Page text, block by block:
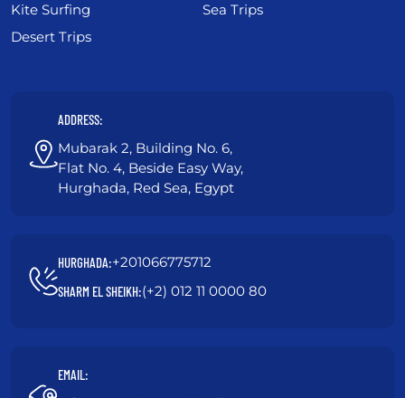
ADDRESS:
Mubarak 2, Building No. 6,
Flat No. 4, Beside Easy Way,
Hurghada, Red Sea, Egypt
HURGHADA:+201066775712
SHARM EL SHEIKH:(+2) 012 11 0000 80
EMAIL:
Kite Surfing
Sea Trips
Desert Trips